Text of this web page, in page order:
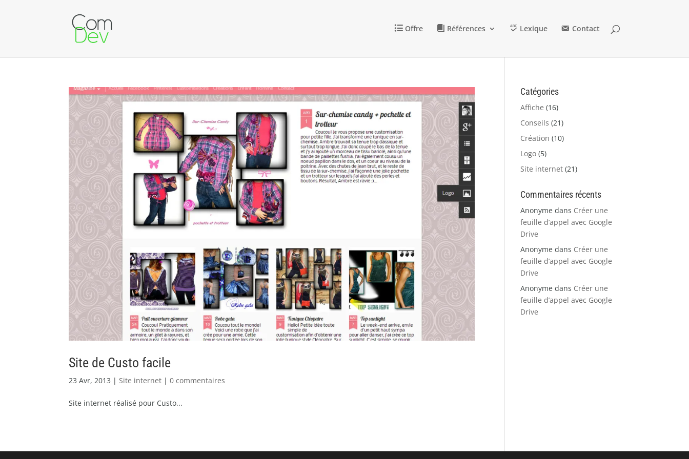
Offre Références Lexique Contact
Site de Custo facile
23 Avr, 2013 | Site internet |0 commentaires
Site internet réalisé pour Custo...
Catégories
Affiche (16)
Conseils (21)
Création (10)
Logo (5)
Site internet (21)
Commentaires récents
Anonyme dans Créer une
feuille d’appel avec Google
Drive
Anonyme dans Créer une
feuille d’appel avec Google
Drive
Anonyme dans Créer une
feuille d’appel avec Google
Drive